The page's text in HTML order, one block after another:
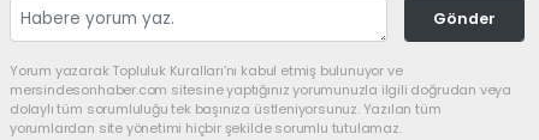
Gönder
Yorum yazarak Topluluk Kuralları’nı kabul etmiş bulunuyor ve
mersindesonhaber.com sitesine yaptığınız yorumunuzla ilgili doğrudan veya
dolaylı tüm sorumluluğu tek başınıza üstleniyorsunuz. Yazılan tüm
yorumlardan site yönetimi hiçbir şekilde sorumlu tutulamaz.